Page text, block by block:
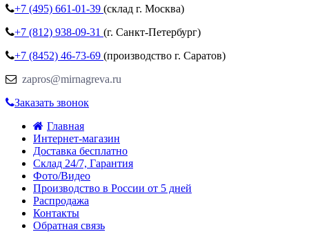
+7 (495) 661-01-39 (склад г. Москва)
+7 (812) 938-09-31 (г. Санкт-Петербург)
+7 (8452) 46-73-69 (производство г. Саратов)
zapros@mirnagreva.ru
Заказать звонок
Главная
Интернет-магазин
Доставка бесплатно
Склад 24/7, Гарантия
Фото/Видео
Производство в России от 5 дней
Распродажа
Контакты
Обратная связь